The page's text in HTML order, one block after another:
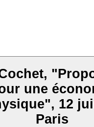
une
12
Paris